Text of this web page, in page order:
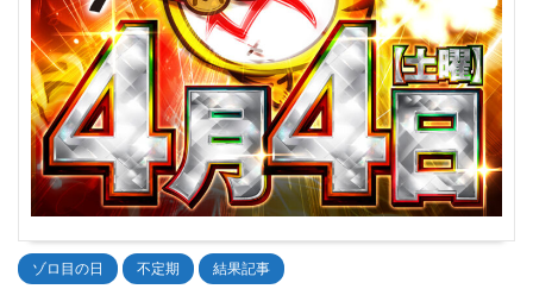
ゾロ目の日 不定期 結果記事